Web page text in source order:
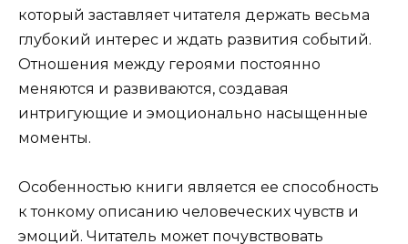
который заставляет читателя держать весьма
глубокий интерес и ждать развития событий.
Отношения между героями постоянно
меняются и развиваются, создавая
интригующие и эмоционально насыщенные
моменты.
Особенностью книги является ее способность
к тонкому описанию человеческих чувств и
эмоций. Читатель может почувствовать